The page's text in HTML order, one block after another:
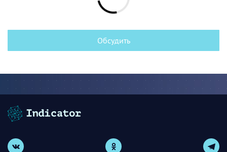
Обсудить